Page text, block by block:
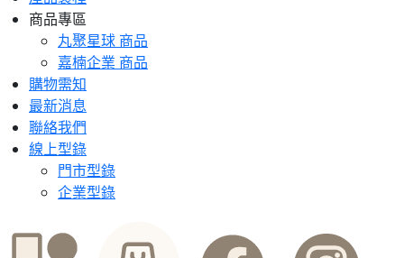
商品專區
丸聚星球 商品
嘉楠企業 商品
購物需知
最新消息
聯絡我們
線上型錄
門市型錄
企業型錄